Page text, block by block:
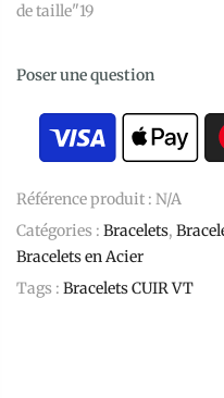
de taille"19
Poser une question
Référence produit : N/A
Catégories : Bracelets,
Bracelets en Acier
Tags : Bracelets CUIR VT